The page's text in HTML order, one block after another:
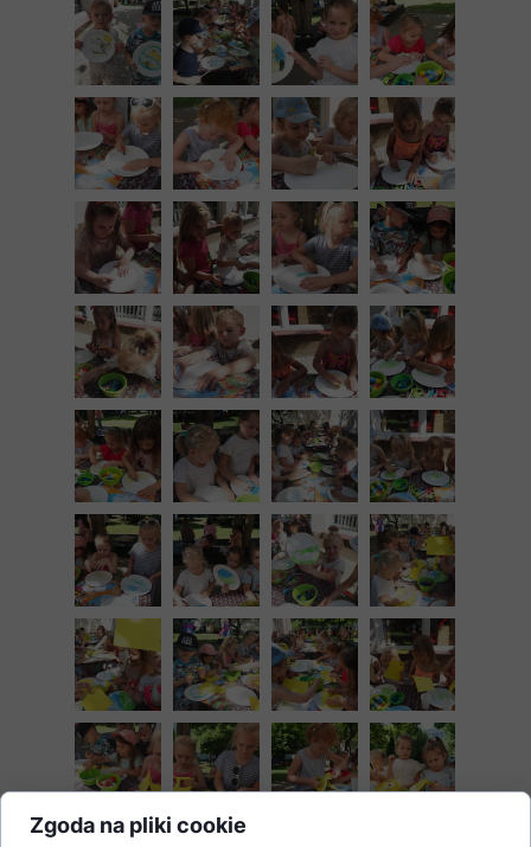
DOKUMENTY
Zgoda na pliki cookie